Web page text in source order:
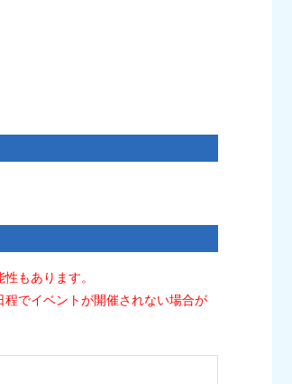
もあります。
でイベントが開催されない場合が